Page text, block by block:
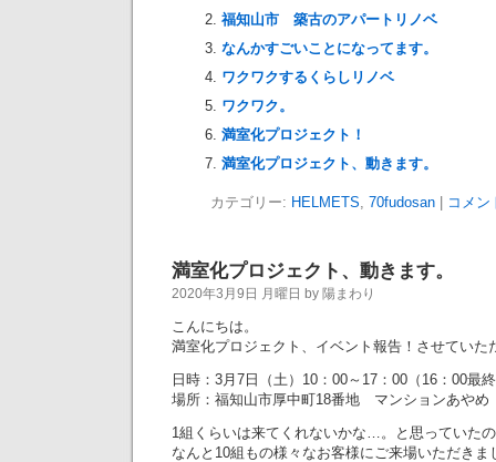
福知山市 築古のアパートリノベ
なんかすごいことになってます。
ワクワクするくらしリノベ
ワクワク。
満室化プロジェクト！
満室化プロジェクト、動きます。
カテゴリー: HELMETS, 70fudosan| コメン
満室化プロジェクト、動きます。
2020年3月9日 月曜日 by 陽まわり
こんにちは。
満室化プロジェクト、イベント報告！させていた
日時：3月7日（土）10：00～17：00（16：00最
場所：福知山市厚中町18番地 マンションあやめ
1組くらいは来てくれないかな…。と思っていた
なんと10組もの様々なお客様にご来場いただきま